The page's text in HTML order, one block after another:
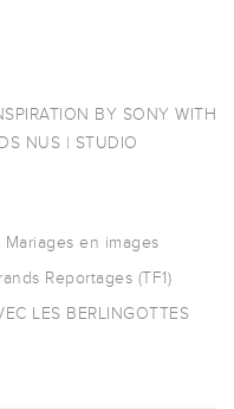
BY SONY WITH
NUS | STUDIO
en images
Reportages (TF1)
LES BERLINGOTTES